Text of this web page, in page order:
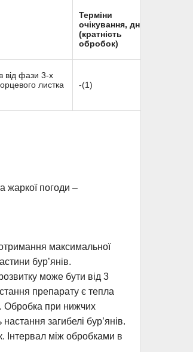
Терміни
очікування, днів
(кратність
обробок)
від фази 3-х
листка
-(1)
жаркої погоди –
максимальної
бур’янів.
може бути від 3
препарату є тепла
Обробка при нижчих
загибелі бур’янів.
Інтервал між обробками в